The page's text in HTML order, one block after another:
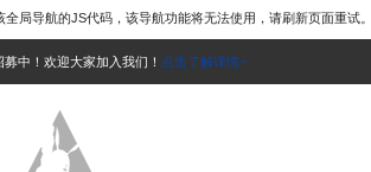
局导航的JS代码，该导航功能将无法使用，请刷新页面重试。
中！欢迎大家加入我们！ 点击了解详情~